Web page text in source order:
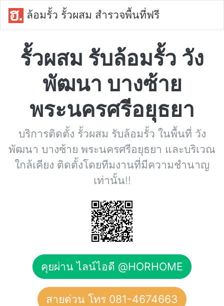
ล้อมรั้ว รั้วผสม สำรวจพื้นที่ฟรี
รั้วผสม รับล้อมรั้ว วัง
พัฒนา บางซ้าย
พระนครศรีอยุธยา
บริการติดตั้ง รั้วผสม รับล้อมรั้ว ในพื้นที่ วัง
พัฒนา บางซ้าย พระนครศรีอยุธยา และบริเวณ
ใกล้เคียง ติดตั้งโดยทีมงานที่มีความชำนาญ
เท่านั้น!!
คุยผ่าน ไลน์ไอดี @HORHOME
สายด่วน โทร 081-4674663